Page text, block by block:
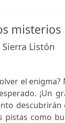
Listón
el
¡Un
pistas como